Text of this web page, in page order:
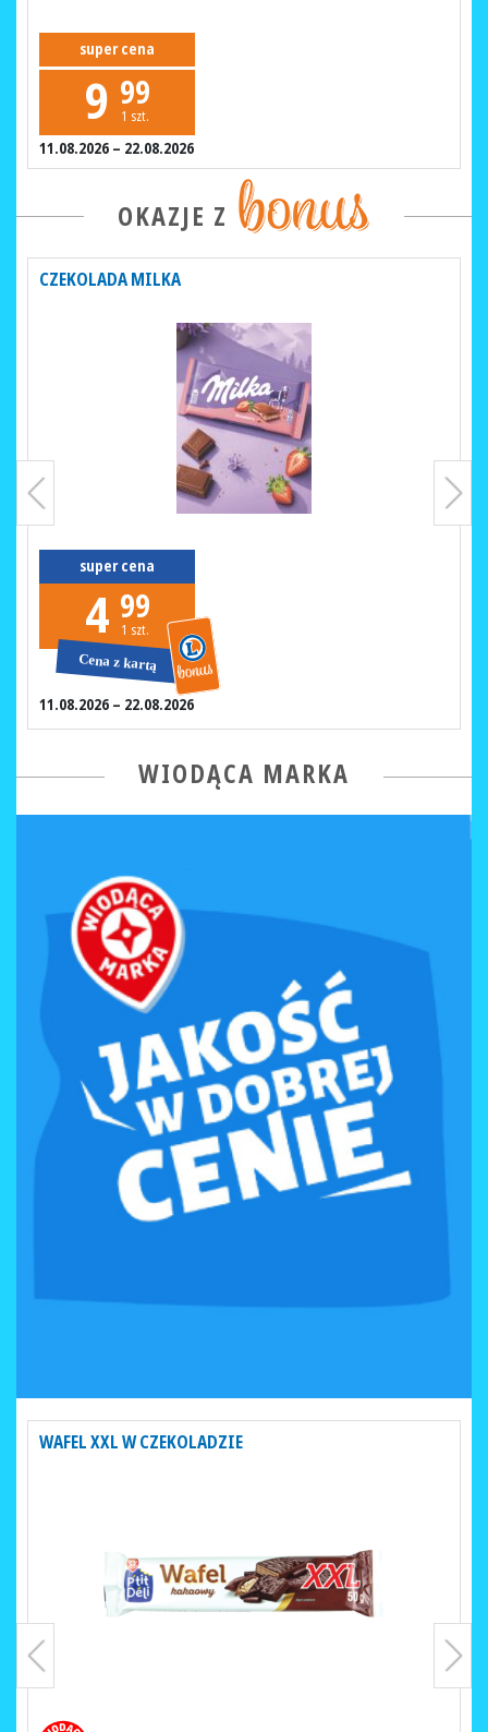
super cena
9 99
1 szt.
11.08.2026 – 22.08.2026
OKAZJE Z
CZEKOLADA MILKA
super cena
4 99
1 szt.
11.08.2026 – 22.08.2026
WIODĄCA MARKA
WAFEL XXL W CZEKOLADZIE